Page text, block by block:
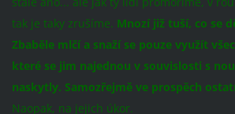
tak je taky zrušíme. Mnozí již tuší, co se
Zbaběle mlčí a snaží se pouze využít
které se jim najednou v souvislosti s
naskytly. Samozřejmě ve prospěch
Naopak, na jejich úkor.